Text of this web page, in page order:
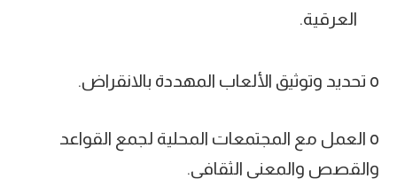
العرقية.
o تحديد وتوثيق الألعاب المهددة بالانقراض.
o العمل مع المجتمعات المحلية لجمع القواعد
والقصص والمعنى الثقافي.